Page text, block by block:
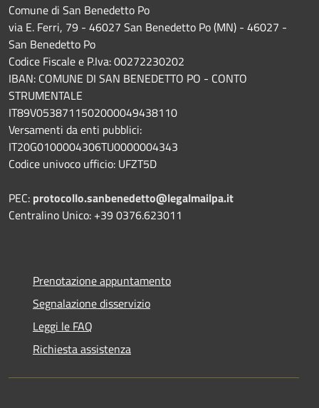
Comune di San Benedetto Po
via E. Ferri, 79 - 46027 San Benedetto Po (MN) - 46027 -
San Benedetto Po
Codice Fiscale e P.Iva: 00272230202
IBAN: COMUNE DI SAN BENEDETTO PO - CONTO
STRUMENTALE
IT89V0538711502000049438110
Versamenti da enti pubblici:
IT20G0100004306TU0000004343
Codice univoco ufficio: UFZT5D
PEC: protocollo.sanbenedetto@legalmailpa.it
Centralino Unico: +39 0376.623011
Prenotazione appuntamento
Segnalazione disservizio
Leggi le FAQ
Richiesta assistenza